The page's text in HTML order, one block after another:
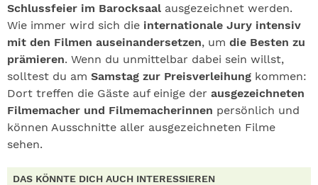
Schlussfeier im Barocksaal ausgezeichnet werden.
Wie immer wird sich die internationale Jury intensiv
mit den Filmen auseinandersetzen, um die Besten zu
prämieren. Wenn du unmittelbar dabei sein willst,
solltest du am Samstag zur Preisverleihung kommen:
Dort treffen die Gäste auf einige der ausgezeichneten
Filmemacher und Filmemacherinnen persönlich und
können Ausschnitte aller ausgezeichneten Filme
sehen.
DAS KÖNNTE DICH AUCH INTERESSIEREN